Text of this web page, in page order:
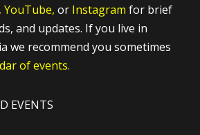
YouTube, or Instagram for brief
and updates. If you live in
we recommend you sometimes
of events.
EVENTS